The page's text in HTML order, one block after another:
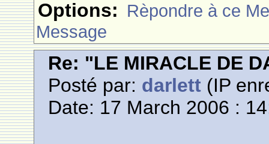
Options: Rèpondre à ce
Message
Re: "LE MIRACLE DE
Posté par: darlett (IP
Date: 17 March 2006 :